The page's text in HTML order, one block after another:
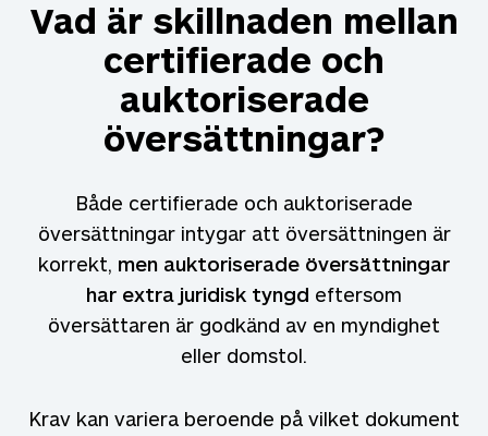
Vad är skillnaden mellan
certifierade och
auktoriserade
översättningar?
Både certifierade och auktoriserade
översättningar intygar att översättningen är
korrekt, men auktoriserade översättningar
har extra juridisk tyngd eftersom
översättaren är godkänd av en myndighet
eller domstol.
Krav kan variera beroende på vilket dokument